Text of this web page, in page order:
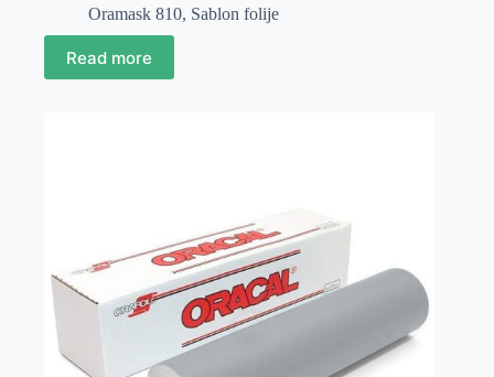
Oramask 810, Sablon folije
Read more